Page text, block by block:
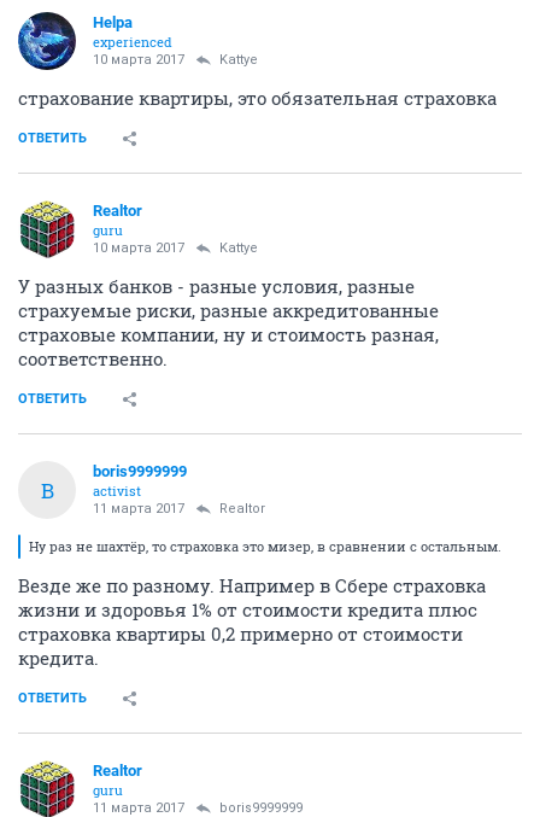
Helpa
experienced
10 марта 2017 Kattye
страхование квартиры, это обязательная страховка
ОТВЕТИТЬ
Realtor
guru
10 марта 2017 Kattye
У разных банков - разные условия, разные
страхуемые риски, разные аккредитованные
страховые компании, ну и стоимость разная,
соответственно.
ОТВЕТИТЬ
B
boris9999999
activist
11 марта 2017 Realtor
Ну раз не шахтёр, то страховка это мизер, в сравнении с остальным.
Везде же по разному. Например в Сбере страховка
жизни и здоровья 1% от стоимости кредита плюс
страховка квартиры 0,2 примерно от стоимости
кредита.
ОТВЕТИТЬ
Realtor
guru
11 марта 2017 boris9999999